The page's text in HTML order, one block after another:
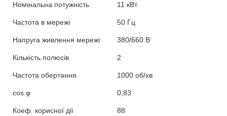
Номінальна потужність 11 кВт
Частота в мережі 50 Гц
Напруга живлення мережі 380/660 В
Кількість полюсів 2
Частота обертання 1000 об/хв
cosφ 0,83
Коеф. корисної дії 88